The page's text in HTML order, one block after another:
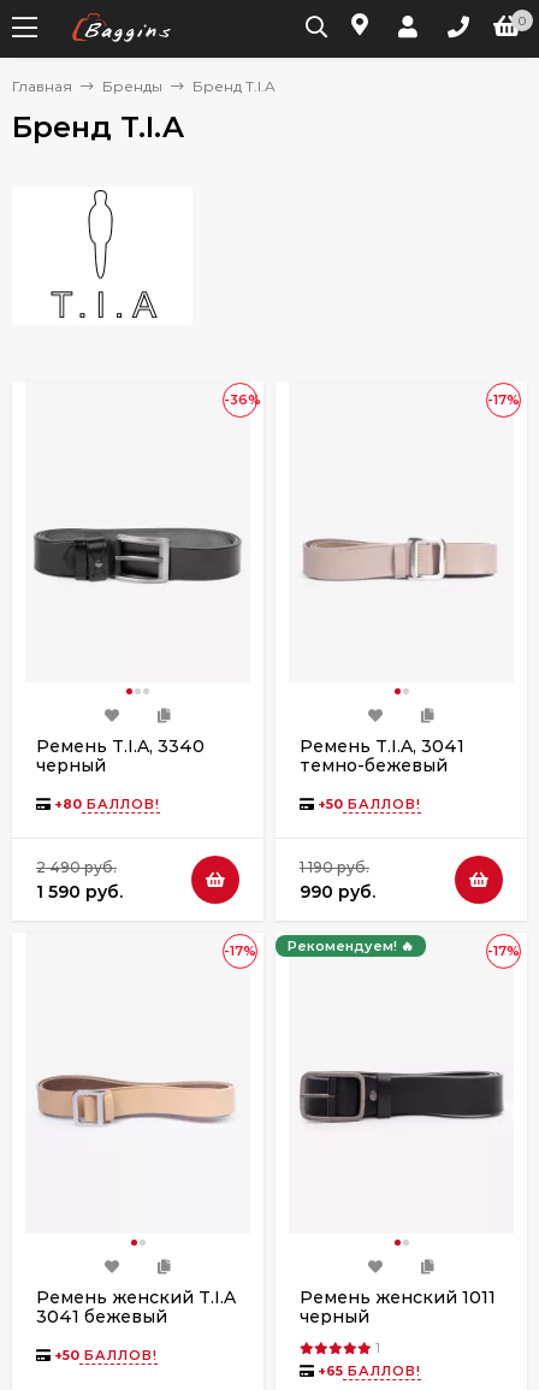
0
Главная Бренды Бренд T.I.A
Бренд T.I.A
-36%
Ремень T.I.A, 3340
черный
+80 БАЛЛОВ!
2 490 руб.
1 590 руб.
-17%
Ремень T.I.A, 3041
темно-бежевый
+50 БАЛЛОВ!
1 190 руб.
990 руб.
-17%
Ремень женский T.I.A
3041 бежевый
+50 БАЛЛОВ!
-17%
Рекомендуем! 🔥
Ремень женский 1011
черный
1
+65 БАЛЛОВ!